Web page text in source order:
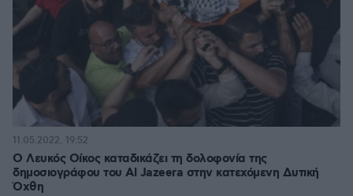
Ο Λευκός Οίκος καταδικάζει τη δολοφονία της
δημοσιογράφου του Al Jazeera στην κατεχόμενη Δυτική
Όχθη
11.05.2022, 19:52